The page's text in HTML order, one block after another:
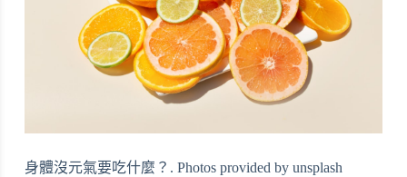
身體沒元氣要吃什麼？. Photos provided by unsplash